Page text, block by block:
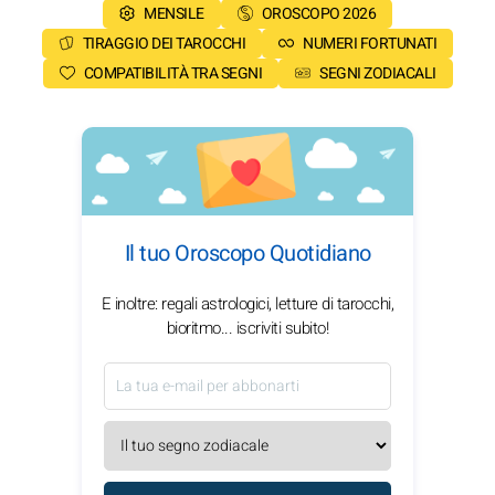
MENSILE
OROSCOPO 2026
TIRAGGIO DEI TAROCCHI
NUMERI FORTUNATI
COMPATIBILITÀ TRA SEGNI
SEGNI ZODIACALI
Il tuo Oroscopo Quotidiano
E inoltre: regali astrologici, letture di tarocchi,
bioritmo... iscriviti subito!